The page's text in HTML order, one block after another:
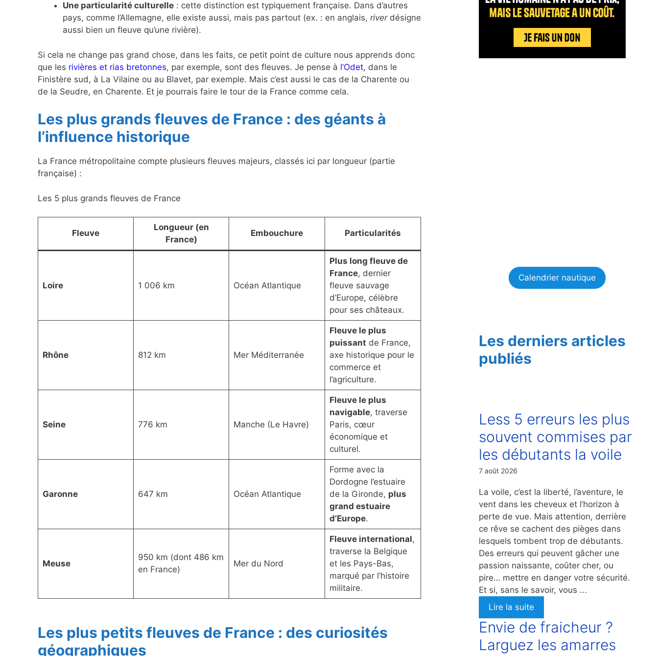
Une particularité culturelle : cette distinction est typiquement française. Dans d’autres
pays, comme l’Allemagne, elle existe aussi, mais pas partout (ex. : en anglais, riverdésigne
aussi bien un fleuve qu’une rivière).
Si cela ne change pas grand chose, dans les faits, ce petit point de culture nous apprends donc
que les rivières et rias bretonnes, par exemple, sont des fleuves. Je pense à l’Odet, dans le
Finistère sud, à La Vilaine ou au Blavet, par exemple. Mais c’est aussi le cas de la Charente ou
de la Seudre, en Charente. Et je pourrais faire le tour de la France comme cela.
Les plus grands fleuves de France : des géants à
l’influence historique
La France métropolitaine compte plusieurs fleuves majeurs, classés ici par longueur (partie
française) :
Les 5 plus grands fleuves de France
Fleuve
Longueur (en
France)
Embouchure Particularités
Loire 1 006 km Océan Atlantique
Plus long fleuve de
France, dernier
fleuve sauvage
d’Europe, célèbre
pour ses châteaux.
Rhône 812 km Mer Méditerranée
Fleuve le plus
puissant de France,
axe historique pour le
commerce et
l’agriculture.
Seine 776 km Manche (Le Havre)
Fleuve le plus
navigable, traverse
Paris, cœur
économique et
culturel.
Garonne 647 km Océan Atlantique
Forme avec la
Dordogne l’estuaire
de la Gironde, plus
grand estuaire
d’Europe.
Meuse
950 km (dont 486 km
en France)
Mer du Nord
Fleuve international,
traverse la Belgique
et les Pays-Bas,
marqué par l’histoire
militaire.
Les plus petits fleuves de France : des curiosités
géographiques
Calendrier nautique
Les derniers articles
publiés
Less 5 erreurs les plus
souvent commises par
les débutants la voile
7 août 2026
La voile, c’est la liberté, l’aventure, le
vent dans les cheveux et l’horizon à
perte de vue. Mais attention, derrière
ce rêve se cachent des pièges dans
lesquels tombent trop de débutants.
Des erreurs qui peuvent gâcher une
passion naissante, coûter cher, ou
pire… mettre en danger votre sécurité.
Et si, sans le savoir, vous ...
Lire la suite
Envie de fraicheur ?
Larguez les amarres